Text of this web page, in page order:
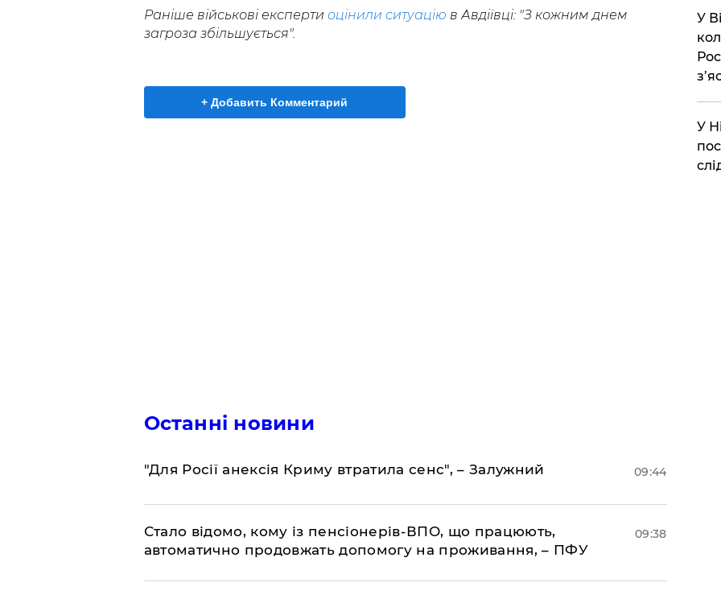
Раніше військові експерти оцінили ситуацію в Авдіївці: "З кожним днем
загроза збільшується".
+ Добавить Комментарий
Останні новини
"Для Росії анексія Криму втратила сенс", – Залужний 09:44
Стало відомо, кому із пенсіонерів-ВПО, що працюють,
автоматично продовжать допомогу на проживання, – ПФУ
09:38
​У
​У